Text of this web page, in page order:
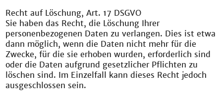
Recht auf Löschung, Art. 17 DSGVO
Sie haben das Recht, die Löschung Ihrer
personenbezogenen Daten zu verlangen. Dies ist etwa
dann möglich, wenn die Daten nicht mehr für die
Zwecke, für die sie erhoben wurden, erforderlich sind
oder die Daten aufgrund gesetzlicher Pflichten zu
löschen sind. Im Einzelfall kann dieses Recht jedoch
ausgeschlossen sein.